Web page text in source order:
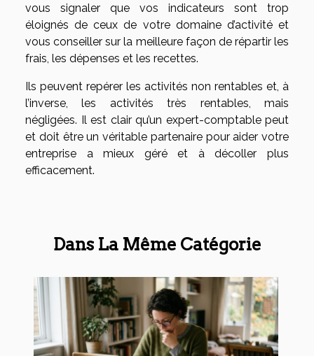
vous signaler que vos indicateurs sont trop
éloignés de ceux de votre domaine d’activité et
vous conseiller sur la meilleure façon de répartir les
frais, les dépenses et les recettes.
Ils peuvent repérer les activités non rentables et, à
l’inverse, les activités très rentables, mais
négligées. Il est clair qu’un expert-comptable peut
et doit être un véritable partenaire pour aider votre
entreprise a mieux géré et à décoller plus
efficacement.
Dans La Même Catégorie